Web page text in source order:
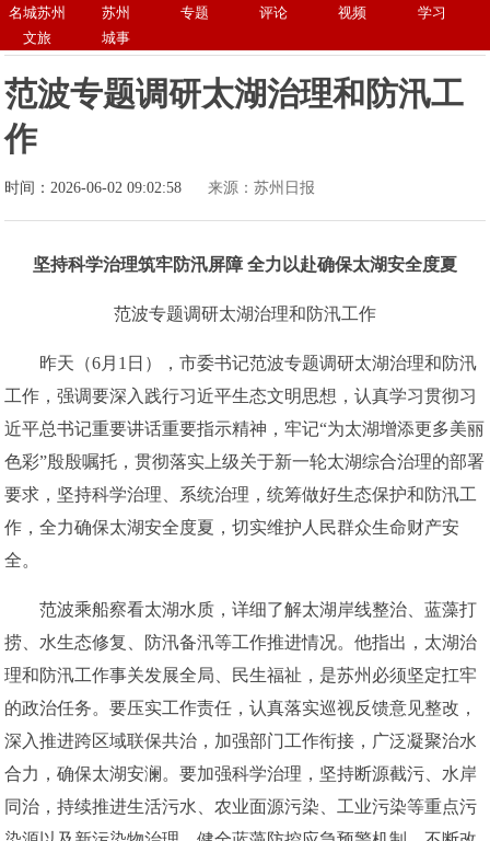
名城苏州 苏州 专题 评论 视频
学习
文旅
城事
​范波专题调研太湖治理和防汛工
作
时间：2026-06-02 09:02:58 来源：苏州日报
坚持科学治理筑牢防汛屏障 全力以赴确保太湖安全度夏
范波专题调研太湖治理和防汛工作
昨天（6月1日），市委书记范波专题调研太湖治理和防汛
工作，强调要深入践行习近平生态文明思想，认真学习贯彻习
近平总书记重要讲话重要指示精神，牢记“为太湖增添更多美丽
色彩”殷殷嘱托，贯彻落实上级关于新一轮太湖综合治理的部署
要求，坚持科学治理、系统治理，统筹做好生态保护和防汛工
作，全力确保太湖安全度夏，切实维护人民群众生命财产安
全。
范波乘船察看太湖水质，详细了解太湖岸线整治、蓝藻打
捞、水生态修复、防汛备汛等工作推进情况。他指出，太湖治
理和防汛工作事关发展全局、民生福祉，是苏州必须坚定扛牢
的政治任务。要压实工作责任，认真落实巡视反馈意见整改，
深入推进跨区域联保共治，加强部门工作衔接，广泛凝聚治水
合力，确保太湖安澜。要加强科学治理，坚持断源截污、水岸
同治，持续推进生活污水、农业面源污染、工业污染等重点污